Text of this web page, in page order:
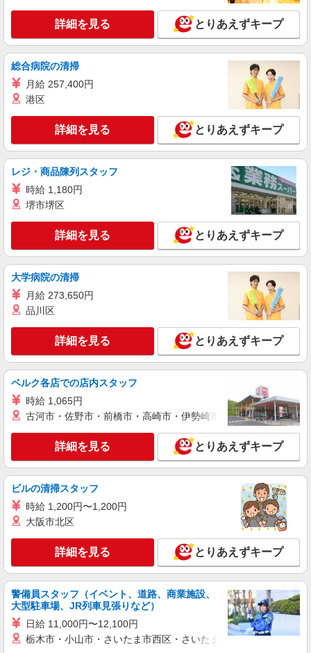
339万円〜 【初任者研修・無資格】 月給：
246,400円 年収例：332万円〜 ※職務手当、働き
がい向上手当、日祝手当（月平均2回分）、夜勤手
当（月平均5回分）等、毎月平均的に支払われる手
当を含みます。 ※介護福祉士のみ、特別職務手当
も含む ◎残業時は別途時間外手当支給（超過1
分〜） ◎賞与 基本給2.08ヶ月分/年支給
千葉県船橋市中野木2-3-32
キープ 詳細を見る
正社員
SOMPOケア 船橋前原 訪問介護/3302ca1
介護スタッフ
【介護福祉士】 月給：241,800円 年収例：330
万円〜 【実務者研修】 月給：212,400円 年収例：
295万円〜 【初任者研修】 月給：206,900円 年収
例：285万円〜 ※職務手当、働きがい向上手当、
日祝手当（月平均2回分）等、毎月平均的に支払わ
れる手当を含みます。 ※介護福祉士のみ、特別職
千葉県船橋市前原西3-16-6 【そんぽの家S
船橋前原】建物内
詳細を見る
SOMPOケア 船橋 訪問介護/2168ca1
介護スタッフ
【介護福祉士】 月給：241,800円 年収例：330
日祝手当（月平均2回分）等、毎月平均的に支払わ
れる手当を含みます。 ※介護福祉士のみ、特別職
務手当も含む ◎残業時は別途時間外手当支給（超
過1分〜） ◎賞与 基本給2.08ヶ月分/年支給
千葉県船橋市本町7丁目11番5号 KDX船橋ビ
ル5階
キープ 詳細を見る
正社員
SOMPOケア ラヴィーレ習志野台/5120aa1
介護スタッフ
【期間限定】入社お祝い金10万円支給！ 対象
26/9/1迄に正社員として入社された方 ※お祝い金
は入社後3か月目の給与で支給、その他詳細は面接
時にご案内します 【介護福祉士】月給281,300円
／年収例377万円〜 【実務者研修】月給251,900円
／年収例340万円〜 【初任者研修・無資格】月給
246,400円／年収例332万円〜 ※職務手当、働きが
い向上手当、日祝手当（月平均2回分）、夜勤手当
を含む ※介護福祉士のみ、特別職務手当も含む ◎
残業時は別途時間外手当支給（超過1分〜） ◎賞
与 基本給2.08ヶ月分/年支給
千葉県船橋市習志野台1-13-30
キープ 詳細を見る
アルバイト パート
そんぽの家S 船橋印内/2077bc2
登録ヘルパー
【介護福祉士】 時給1,600円 ◎週20時間以上
勤務（社保加入者）の場合は時給1,650円 ＊早朝
夜間（〜8:00、18:00〜）：時給2,000円〜 ＊日曜
祝日：時給1,900円〜 【実務者研修・初任者研修
（ヘルパー1級・2級）】 時給1,520円 ◎週20時間
以上勤務（社保加入者）の場合は時給1,570円 ＊
千葉県船橋市印内2丁目10-5
キープ 詳細を見る
詳細を見る とりあえずキープ
総合病院の清掃
月給 257,400円
港区
詳細を見る とりあえずキープ
レジ・商品陳列スタッフ
時給 1,180円
堺市堺区
詳細を見る とりあえずキープ
大学病院の清掃
月給 273,650円
品川区
詳細を見る とりあえずキープ
ベルク各店での店内スタッフ
時給 1,065円
古河市・佐野市・前橋市・高崎市・伊勢崎市・太田市・館林市
詳細を見る とりあえずキープ
ビルの清掃スタッフ
時給 1,200円〜1,200円
大阪市北区
詳細を見る とりあえずキープ
警備員スタッフ（イベント、道路、商業施設、
大型駐車場、JR列車見張りなど）
日給 11,000円〜12,100円
栃木市・小山市・さいたま市西区・さいたま市岩槻区・久喜市・